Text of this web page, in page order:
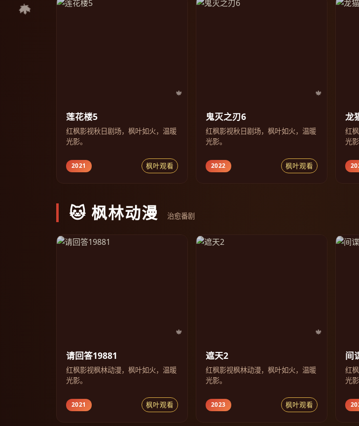
莲花楼5
红枫影视秋日剧场，枫叶如火，温暖
光影。
2021 枫叶观看
鬼灭之刃6
红枫影视秋日剧场，枫叶如火，温暖
光影。
2022 枫叶观看
龙
红
光影
🐱 枫林动漫 治愈番剧
请回答19881
红枫影视枫林动漫，枫叶如火，温暖
光影。
2021 枫叶观看
遮天2
红枫影视枫林动漫，枫叶如火，温暖
光影。
2023 枫叶观看
间
红
光影